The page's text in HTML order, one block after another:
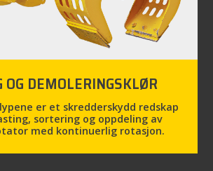
OG DEMOLERINGSKLØR
er et skredderskydd redskap
sortering og oppdeling av
med kontinuerlig rotasjon.